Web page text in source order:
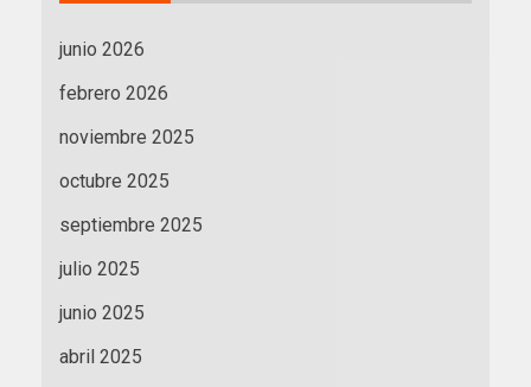
junio 2026
febrero 2026
noviembre 2025
octubre 2025
septiembre 2025
julio 2025
junio 2025
abril 2025